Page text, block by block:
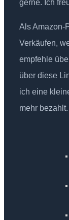
gerne. Ich
Als Amazon-
Verkäufen,
empfehle
über diese
ich eine
mehr